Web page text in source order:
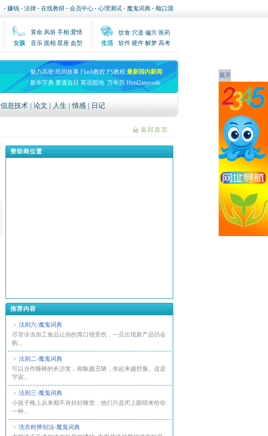
展开
· 赚钱 · 法律 · 在线教研 · 会员中心 · 心理测试 · 魔鬼词典 · 顺口溜
算命 风俗 手相 爱情
女孩
音乐 面相 星座 血型
饮食 穴道 偏方 医药
生活
软件 硬件 解梦 高考
魅力高密 民间故事 Flash教程 PS教程 最新国内新闻
新华字典 黄道吉日 英语园地 万年历 Html2anycode
信息技术 论文 人生 |情感 日记
返回首页
赞助商位置
推荐内容
法则六-魔鬼词典
尽管冷冻加工食品让你的胃口很受伤，一旦出现新产品仍会
购...
法则二-魔鬼词典
可以当作睡椅的长沙发，相貌越丑陋，坐起来越舒服。这是
宇宙...
法则三-魔鬼词典
小孩子晚上从来都不肯好好睡觉，他们只是闭上眼睛来给你
一种...
洗衣粉辨别法-魔鬼词典